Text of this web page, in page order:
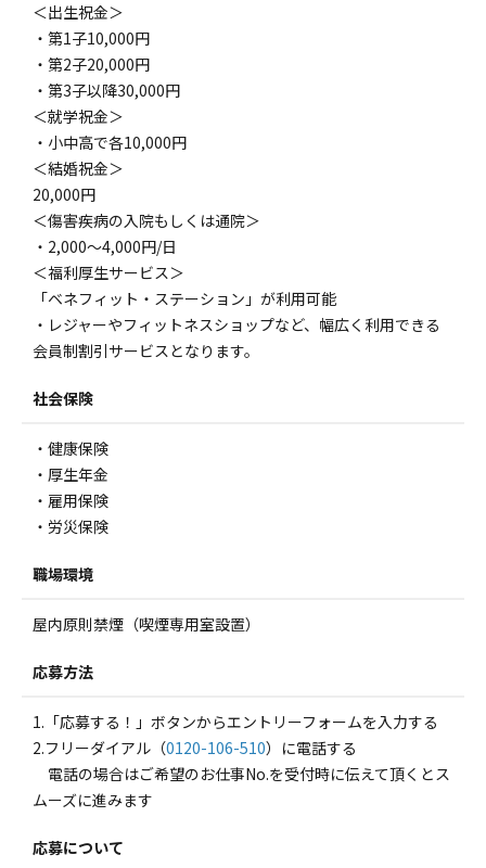
＜出生祝金＞
・第1子10,000円
・第2子20,000円
・第3子以降30,000円
＜就学祝金＞
・小中高で各10,000円
＜結婚祝金＞
20,000円
＜傷害疾病の入院もしくは通院＞
・2,000〜4,000円/日
＜福利厚生サービス＞
「ベネフィット・ステーション」が利用可能
・レジャーやフィットネスショップなど、幅広く利用できる
会員制割引サービスとなります。
社会保険
・健康保険
・厚生年金
・雇用保険
・労災保険
職場環境
屋内原則禁煙（喫煙専用室設置）
応募方法
1.「応募する！」ボタンからエントリーフォームを入力する
2.フリーダイアル（0120-106-510）に電話する
電話の場合はご希望のお仕事No.を受付時に伝えて頂くとス
ムーズに進みます
応募について